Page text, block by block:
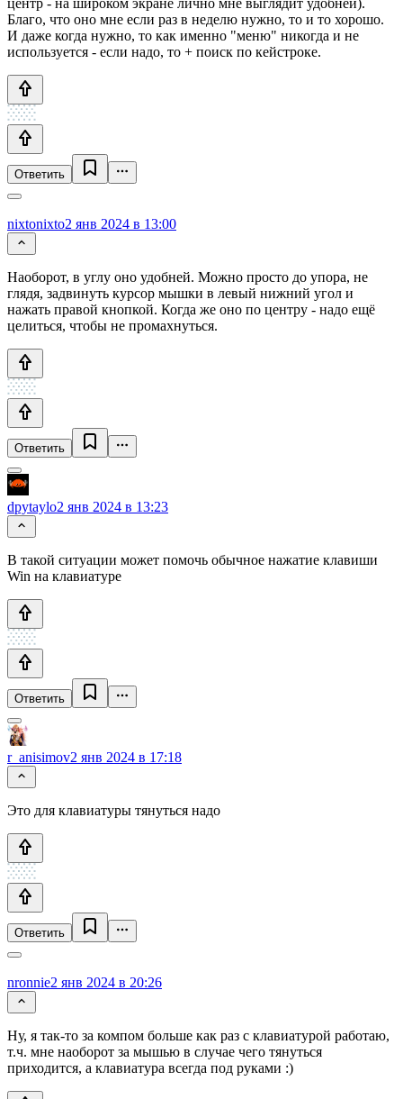
Благо, что оно мне если раз в неделю нужно, то и то хорошо.
И даже когда нужно, то как именно "меню" никогда и не
используется - если надо, то + поиск по кейстроке.
Ответить
nixtonixto2 янв 2024 в 13:00
Наоборот, в углу оно удобней. Можно просто до упора, не
глядя, задвинуть курсор мышки в левый нижний угол и
нажать правой кнопкой. Когда же оно по центру - надо ещё
целиться, чтобы не промахнуться.
Ответить
dpytaylo2 янв 2024 в 13:23
В такой ситуации может помочь обычное нажатие клавиши
Win на клавиатуре
Ответить
r_anisimov2 янв 2024 в 17:18
Это для клавиатуры тянуться надо
Ответить
nronnie2 янв 2024 в 20:26
Ну, я так-то за компом больше как раз с клавиатурой работаю,
т.ч. мне наоборот за мышью в случае чего тянуться
приходится, а клавиатура всегда под руками :)